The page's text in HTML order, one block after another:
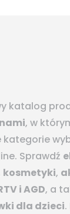
katalog
, w
Sprawdź
kosmetyki,
i AGD, a
dla dzieci